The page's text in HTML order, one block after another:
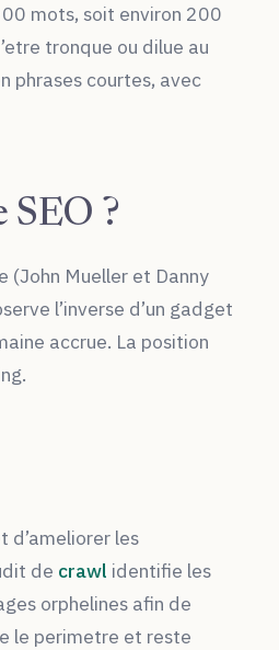
mots, soit environ 200
tronque ou dilue au
phrases courtes, avec
?
(John Mueller et Danny
l’inverse d’un gadget
accrue. La position
d’ameliorer les
de crawl identifie les
orphelines afin de
le perimetre et reste